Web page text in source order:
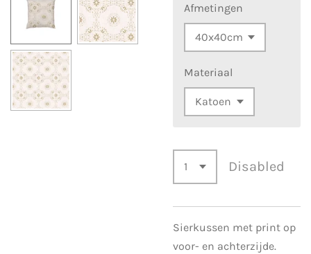
Afmetingen
Materiaal
Disabled
Sierkussen met print op
voor- en achterzijde.